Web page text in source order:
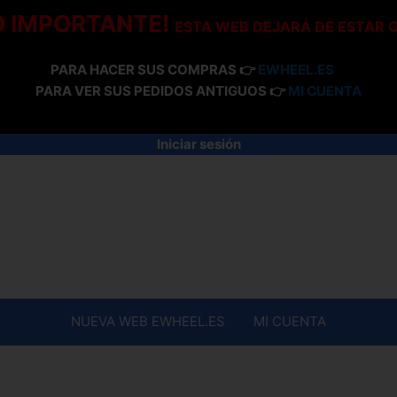
IMPORTANTE! ESTA WEB DEJARÁ DE ESTAR
PARA HACER SUS COMPRAS 👉 EWHEEL.ES
PARA VER SUS PEDIDOS ANTIGUOS 👉 MI CUENTA
Iniciar sesión
NUEVA WEB EWHEEL.ES MI CUENTA